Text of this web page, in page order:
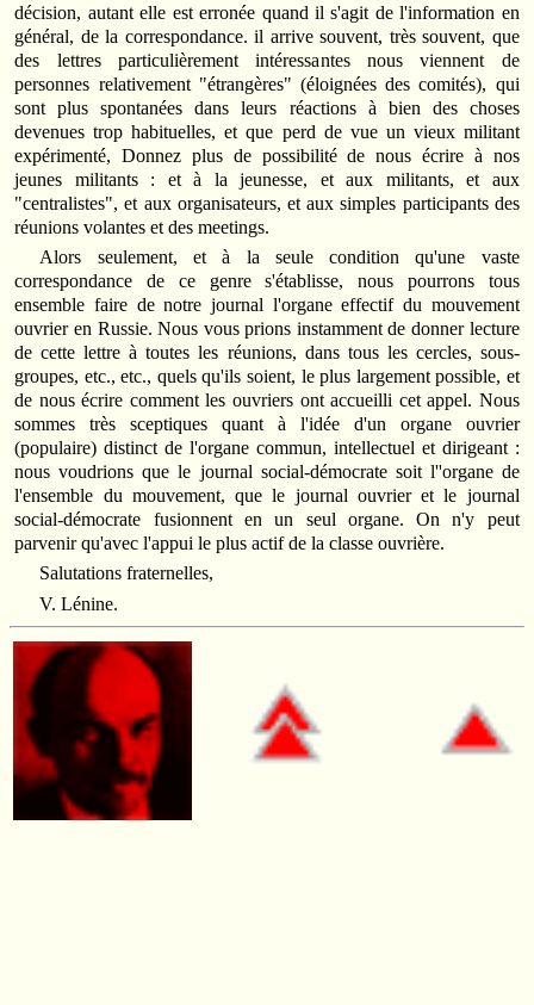
décision, autant elle est erronée quand il s'agit de l'information en
général, de la correspondance. il arrive souvent, très souvent, que
des lettres particulièrement intéressantes nous viennent de
personnes relativement "étrangères" (éloignées des comités), qui
sont plus spontanées dans leurs réactions à bien des choses
devenues trop habituelles, et que perd de vue un vieux militant
expérimenté, Donnez plus de possibilité de nous écrire à nos
jeunes militants : et à la jeunesse, et aux militants, et aux
"centralistes", et aux organisateurs, et aux simples participants des
réunions volantes et des meetings.
Alors seulement, et à la seule condition qu'une vaste
correspondance de ce genre s'établisse, nous pourrons tous
ensemble faire de notre journal l'organe effectif du mouvement
ouvrier en Russie. Nous vous prions instamment de donner lecture
de cette lettre à toutes les réunions, dans tous les cercles, sous-
groupes, etc., etc., quels qu'ils soient, le plus largement possible, et
de nous écrire comment les ouvriers ont accueilli cet appel. Nous
sommes très sceptiques quant à l'idée d'un organe ouvrier
(populaire) distinct de l'organe commun, intellectuel et dirigeant :
nous voudrions que le journal social-démocrate soit l''organe de
l'ensemble du mouvement, que le journal ouvrier et le journal
social-démocrate fusionnent en un seul organe. On n'y peut
parvenir qu'avec l'appui le plus actif de la classe ouvrière.
Salutations fraternelles,
V. Lénine.